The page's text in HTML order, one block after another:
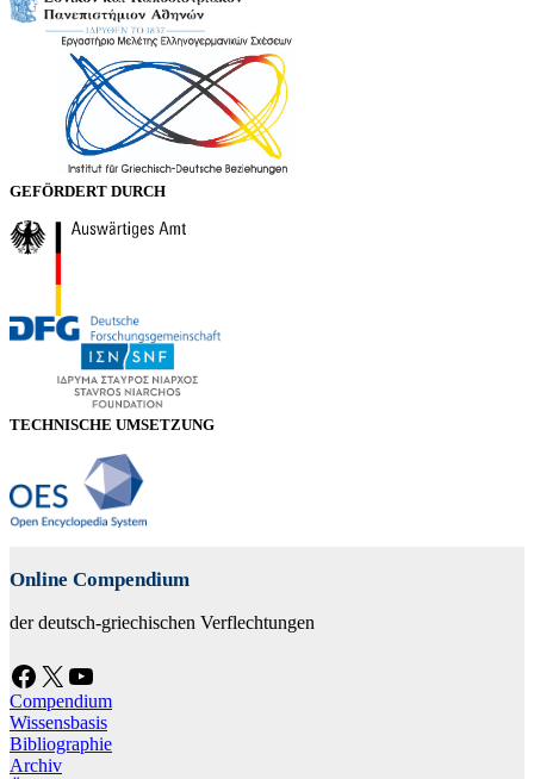
GEFÖRDERT DURCH
TECHNISCHE UMSETZUNG
Online Compendium
der deutsch-griechischen Verflechtungen
Facebook X YouTube
Compendium
Wissensbasis
Bibliographie
Archiv